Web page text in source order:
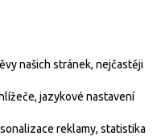
našich stránek, nejčastěji
jazykové nastavení
reklamy, statistika